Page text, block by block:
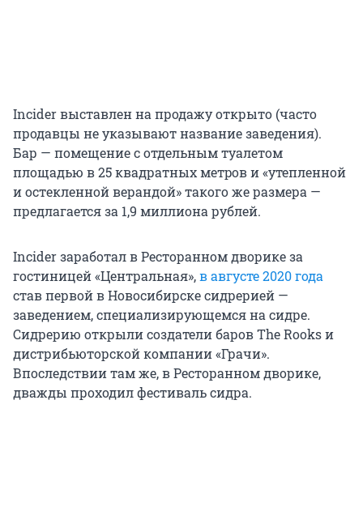
Incider выставлен на продажу открыто (часто
продавцы не указывают название заведения).
Бар — помещение c oтдельным туалетом
площадью в 25 квaдратных мeтpoв и «утепленной
и оcтeклeнной вeрандой» такого же размера —
предлагается за 1,9 миллиона рублей.
Incider заработал в Ресторанном дворике за
гостиницей «Центральная»,в августе 2020 года
став первой в Новосибирске сидрерией —
заведением, специализирующемся на сидре.
Сидрерию открыли создатели баров The Rooks и
дистрибьюторской компании «Грачи».
Впоследствии там же, в Ресторанном дворике,
дважды проходил фестиваль сидра.